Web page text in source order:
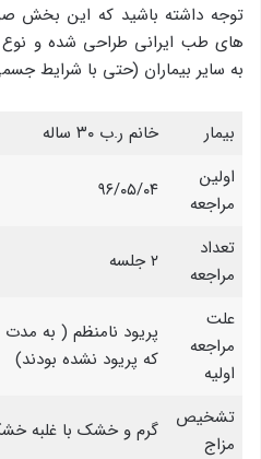
توجه داشته باشید که این بخش
های طب ایرانی طراحی شده و نوع
به سایر بیماران (حتی با شرایط
بیمار
خانم ر.ب ۳۰ ساله
اولین
مراجعه
۹۶/۰۵/۰۴
تعداد
مراجعه
۲ جلسه
علت
مراجعه
اولیه
كه پریود نشده بودند)
تشخیص
مزاج
گرم و خشک با غلبه